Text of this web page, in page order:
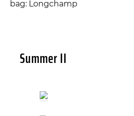
bag: Longchamp
Summer II